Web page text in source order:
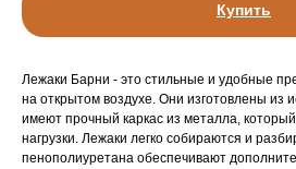
Купить
Лежаки Барни - это стильные и удобные
на открытом воздухе. Они изготовлены из
имеют прочный каркас из металла,
нагрузки. Лежаки легко собираются и
пенополиуретана обеспечивают